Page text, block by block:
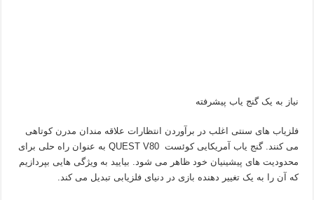
نیاز به یک گنج یاب پیشرفته
فلزیاب های سنتی اغلب در برآوردن انتظارات علاقه مندان مدرن کوتاهی
می کنند. گنج یاب آمریکایی کوئست QUEST V80 به عنوان راه حلی برای
محدودیت های پیشینیان خود ظاهر می شود. بیایید به ویژگی هایی بپردازیم
که آن را به یک تغییر دهنده بازی در دنیای فلزیابی تبدیل می کند.